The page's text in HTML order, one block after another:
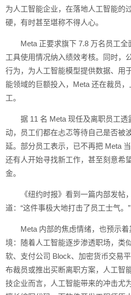
为人工智能企业，在落地人工智能的
硬，有时甚至堪称不得人心。
Meta 正要求旗下 7.8 万名员工
工具使用情况纳入绩效考核。同时，
行为，为人工智能模型提供数据、用
能领域的巨额投入，Meta 还在裁员
工。
据 11 名 Meta 现任及离职员工
动，员工们都在忐忑等待自己是否被
延。部分员工表示，已不再把 Meta
还有人开始寻找新工作，甚至刻意希
金。
《纽约时报》看到一篇内部发帖
道：“这件事极大地打击了员工士气。”
Meta 内部的焦虑情绪，也预示
境：随着人工智能逐步渗透职场，类
软、支付公司 Block、加密货币交易
布裁员或推出买断离职方案，人工智
技企业而言，人工智能带来的冲击